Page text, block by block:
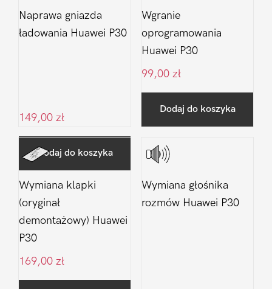
Naprawa gniazda
ładowania Huawei P30
149,00 zł
Dodaj do koszyka
Wgranie
oprogramowania
Huawei P30
99,00 zł
Dodaj do koszyka
Wymiana klapki
(oryginał
demontażowy) Huawei
P30
169,00 zł
Wymiana głośnika
rozmów Huawei P30